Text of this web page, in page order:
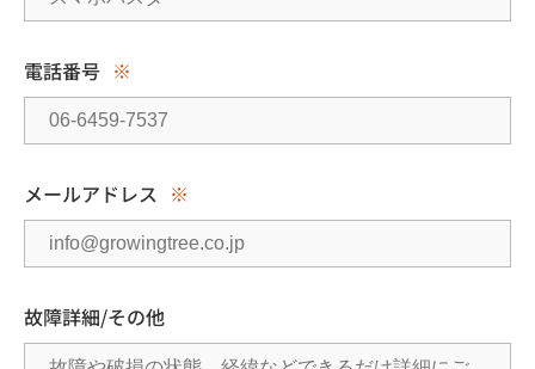
電話番号 ※
メールアドレス ※
故障詳細/その他